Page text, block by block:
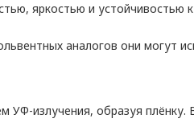
яркостью и устойчивостью
аналогов они могут
излучения, образуя плёнку.